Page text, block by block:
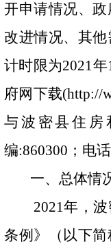
开申请情况、
改进情况、其
计时限为2021年
府网下载(http://
与波密县住房
编:860300 ；电话
一、总体情
2021年，
条例》（以下